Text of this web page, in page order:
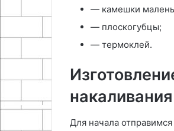
— камешки
— плоскогубцы;
— термоклей.
накаливания
Для начала